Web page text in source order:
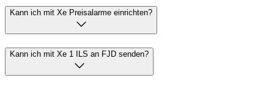
Kann ich mit Xe Preisalarme einrichten?
Kann ich mit Xe 1 ILS an FJD senden?